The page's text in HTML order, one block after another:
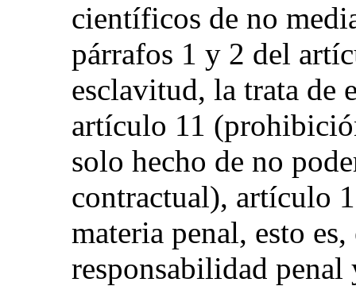
científicos de no
párrafos 1 y 2 del
esclavitud, la trata de
artículo 11
solo hecho de no
contractual), artículo
materia penal, esto
responsabilidad penal